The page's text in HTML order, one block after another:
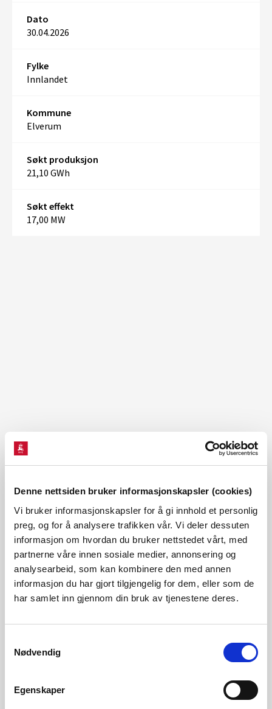
Denne nettsiden bruker informasjonskapsler (cookies)
Vi bruker informasjonskapsler for å gi innhold et personlig
preg, og for å analysere trafikken vår. Vi deler dessuten
informasjon om hvordan du bruker nettstedet vårt, med
partnerne våre innen sosiale medier, annonsering og
analysearbeid, som kan kombinere den med annen
informasjon du har gjort tilgjengelig for dem, eller som de
har samlet inn gjennom din bruk av tjenestene deres.
Nødvendig
Egenskaper
Dato
30.04.2026
Fylke
Innlandet
Kommune
Elverum
Søkt produksjon
21,10 GWh
Søkt effekt
17,00 MW
Norges vassdrags- og energidirektorat (NVE) mottok den
20.12.2024 søknad om Løvbergsmoen solkraftverk i
Elverum, Innlandet fylke. Tiltakshaver i saken er Aneo AS.
Den 30.04.2026 mottok NVE en endringssøknad der Aneo AS
søker om et mindre planområde sammenlignet med
under kraftledninger. Aneo søker også om 40 års
effekt på 19,6 MWp og en forventet årsproduksjon på 21